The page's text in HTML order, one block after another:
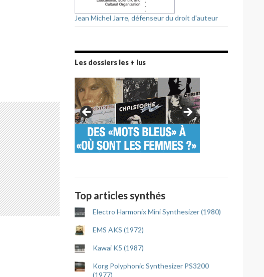
de lyon, un hommage à Maurice Jarre par son fils Jean Michel
Jean Michel Jarre, défenseur du droit d'auteur
Les dossiers les + lus
Top articles synthés
Electro Harmonix Mini Synthesizer (1980)
EMS AKS (1972)
Kawai K5 (1987)
Korg Polyphonic Synthesizer PS3200
(1977)